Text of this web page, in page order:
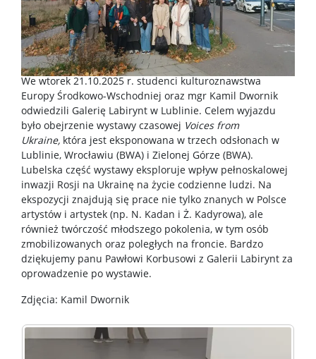
Program ,,Witamy w Polszczy” 2024
Program ,,Mury runą” 2023
Program ,,Kultura I Rzeczypospolitej” 2022
Program ,,Hej Sokoły!” 2021
We wtorek 21.10.2025 r. studenci kulturoznawstwa
Europy Środkowo-Wschodniej oraz mgr Kamil Dwornik
odwiedzili Galerię Labirynt w Lublinie. Celem wyjazdu
było obejrzenie wystawy czasowej Voices from
Ukraine, która jest eksponowana w trzech odsłonach w
Lublinie, Wrocławiu (BWA) i Zielonej Górze (BWA).
Lubelska część wystawy eksploruje wpływ pełnoskalowej
inwazji Rosji na Ukrainę na życie codzienne ludzi. Na
ekspozycji znajdują się prace nie tylko znanych w Polsce
artystów i artystek (np. N. Kadan i Ż. Kadyrowa), ale
również twórczość młodszego pokolenia, w tym osób
zmobilizowanych oraz poległych na froncie. Bardzo
dziękujemy panu Pawłowi Korbusowi z Galerii Labirynt za
oprowadzenie po wystawie.
Zdjęcia: Kamil Dwornik